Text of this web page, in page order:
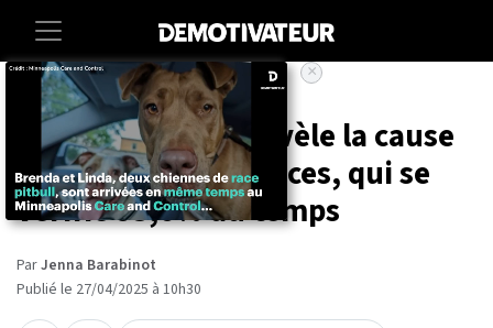
Accueil Lifestyle
Un psychologue révèle la cause
numéro 1 des divorces, qui se
vérifie 93,6% du temps
ParJenna Barabinot
Publié le 27/04/2025 à 10h30
×